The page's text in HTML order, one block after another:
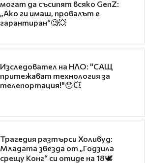
могат да съсипят всяко GenZ:
„Ако ги имаш, провалът е
гарантиран“🧐💥
Изследовател на НЛО: "САЩ
притежават технология за
телепортация!"😯💥
Трагедия разтърси Холивуд:
Младата звезда от „Годзила
срещу Конг“ си отиде на 18🕊️